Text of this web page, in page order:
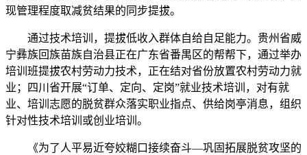
现管理程度取减贫结果的同步提拔。
通过技术培训，提拔低收入群体自给自足能力。贵州省威
宁彝族回族苗族自治县正在广东省番禺区的帮帮下，通过举办
培训班提拔农村劳动力技术，正在结对省份放置农村劳动力就
业；四川省开展“订单、定向、定岗”就业技术培训，对有就
业、培训志愿的脱贫群众落实职业指点、供给岗亭消息，组织
针对性技术培训或创业培训。
《为了人平易近夸姣糊口接续奋斗—巩固拓展脱贫攻坚的